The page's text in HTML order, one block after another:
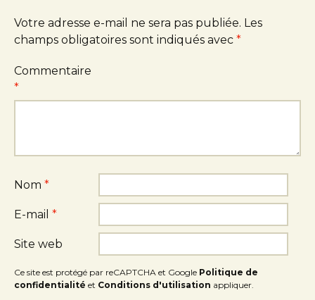
Votre adresse e-mail ne sera pas publiée. Les
champs obligatoires sont indiqués avec *
Commentaire
*
Nom *
E-mail *
Site web
Ce site est protégé par reCAPTCHA et Google Politique de
confidentialité et Conditions d'utilisation appliquer.